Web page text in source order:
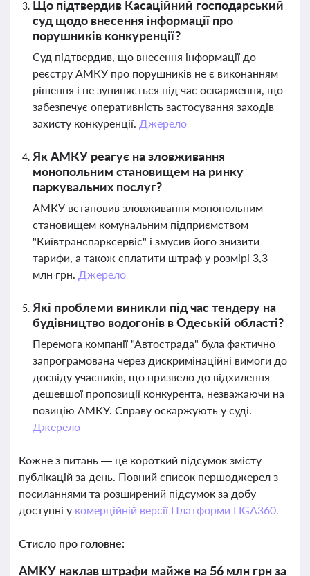
Що підтвердив Касаційний господарський
суд щодо внесення інформації про
порушників конкуренції?
Суд підтвердив, що внесення інформації до
реєстру АМКУ про порушників не є виконанням
рішення і не зупиняється під час оскарження, що
забезпечує оперативність застосування заходів
захисту конкуренції. Джерело
Як АМКУ реагує на зловживання
монопольним становищем на ринку
паркувальних послуг?
АМКУ встановив зловживання монопольним
становищем комунальним підприємством
"Київтранспарксервіс" і змусив його знизити
тарифи, а також сплатити штраф у розмірі 3,3
млн грн. Джерело
Які проблеми виникли під час тендеру на
будівництво водогонів в Одеській області?
Перемога компанії "Автострада" була фактично
запрограмована через дискримінаційні вимоги до
досвіду учасників, що призвело до відхилення
дешевшої пропозиції конкурента, незважаючи на
позицію АМКУ. Справу оскаржують у суді.
Джерело
Кожне з питань — це короткий підсумок змісту
публікацій за день. Повний список першоджерел з
посиланнями та розширений підсумок за добу
доступні у комерційній версії Платформи LIGA360.
Стисло про головне:
АМКУ наклав штрафи майже на 56 млн грн за